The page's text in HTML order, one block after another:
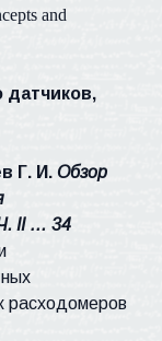
and
датчиков,
Г. И. Обзор
II… 34
расходомеров